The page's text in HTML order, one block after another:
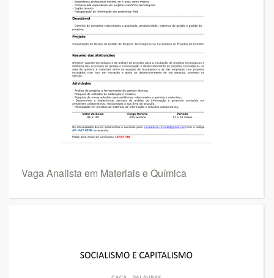
Vaga Analista em Materiais e Química